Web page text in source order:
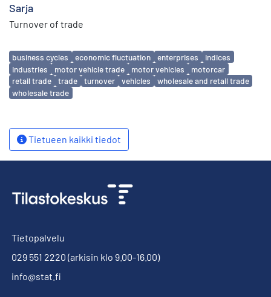
Sarja
Turnover of trade
Avainsanat
business cycles economic fluctuation enterprises
indices
industries
motor vehicle trade motor vehicles
motorcar
retail trade
trade turnover vehicles
wholesale and retail trade
wholesale trade
Tietueen kaikki tiedot
Tietopalvelu
029 551 2220 (arkisin klo 9.00-16.00)
info@stat.fi